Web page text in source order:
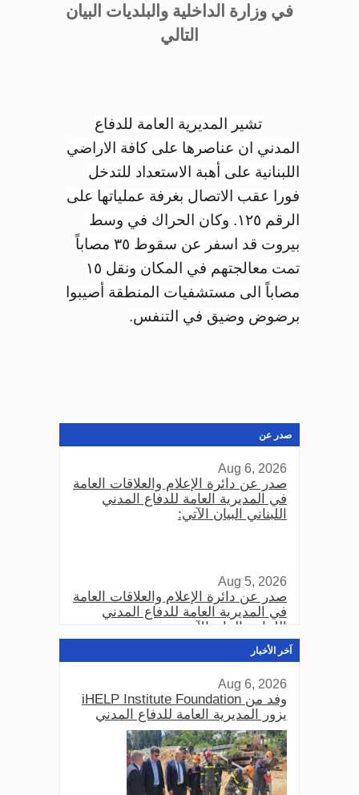
في وزارة الداخلية والبلديات البيان
التالي
تشير المديرية العامة للدفاع
المدني ان عناصرها على كافة الاراضي
اللبنانية على أهبة الاستعداد للتدخل
فورا عقب الاتصال بغرفة عملياتها على
الرقم ١٢٥. وكان الحراك في وسط
بيروت قد اسفر عن سقوط ٣٥ مصاباً
تمت معالجتهم في المكان ونقل ١٥
مصاباً الى مستشفيات المنطقة أصيبوا
برضوض وضيق في التنفس.
صدر عن
Aug 6, 2026
صدر عن دائرة الإعلام والعلاقات العامة
في المديرية العامة للدفاع المدني
اللبناني البيان الآتي:
Aug 5, 2026
صدر عن دائرة الإعلام والعلاقات العامة
في المديرية العامة للدفاع المدني
اللبناني البيان الآتي:
Aug 3, 2026
صدر عن دائرة الإعلام والعلاقات العامة
في المديرية العامة للدفاع المدني
اللبناني البيان الآتي:
اَخر الأخبار
Aug 6, 2026
وفد من iHELP Institute Foundation
يزور المديرية العامة للدفاع المدني